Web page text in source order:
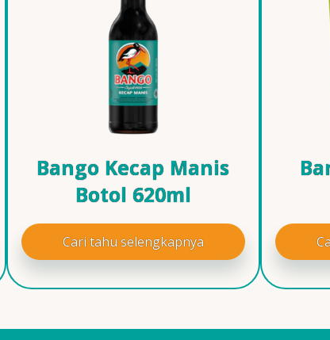
Bango Kecap Manis
Botol 620ml
Cari tahu selengkapnya